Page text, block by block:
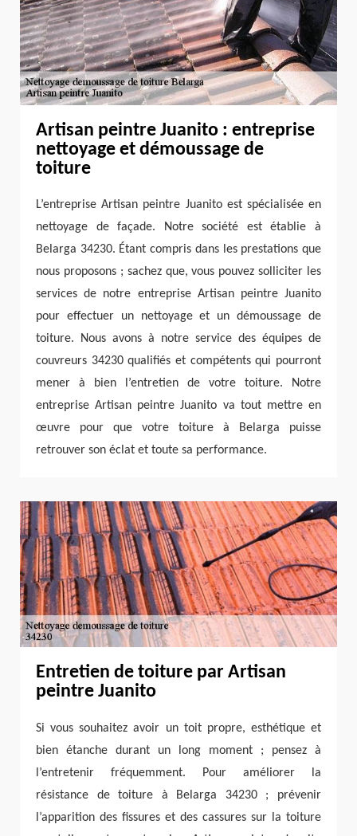
Artisan peintre Juanito : entreprise
nettoyage et démoussage de
toiture
L’entreprise Artisan peintre Juanito est spécialisée en
nettoyage de façade. Notre société est établie à
Belarga 34230. Étant compris dans les prestations que
nous proposons ; sachez que, vous pouvez solliciter les
services de notre entreprise Artisan peintre Juanito
pour effectuer un nettoyage et un démoussage de
toiture. Nous avons à notre service des équipes de
couvreurs 34230 qualifiés et compétents qui pourront
mener à bien l’entretien de votre toiture. Notre
entreprise Artisan peintre Juanito va tout mettre en
œuvre pour que votre toiture à Belarga puisse
retrouver son éclat et toute sa performance.
Entretien de toiture par Artisan
peintre Juanito
Si vous souhaitez avoir un toit propre, esthétique et
bien étanche durant un long moment ; pensez à
l’entretenir fréquemment. Pour améliorer la
résistance de toiture à Belarga 34230 ; prévenir
l’apparition des fissures et des cassures sur la toiture